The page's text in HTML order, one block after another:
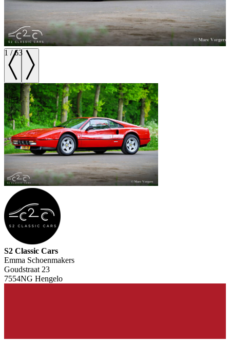
1 /63
S2 Classic Cars
Emma Schoenmakers
Goudstraat 23
7554NG Hengelo